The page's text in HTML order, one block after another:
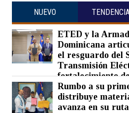
NUEVO
ETED y la
Dominicana
el resguardo del
Transmisión
fortalecimiento
Posted on 07 Aug 2026 - 0 Comments
Rumbo a su
distribuye
avanza en su